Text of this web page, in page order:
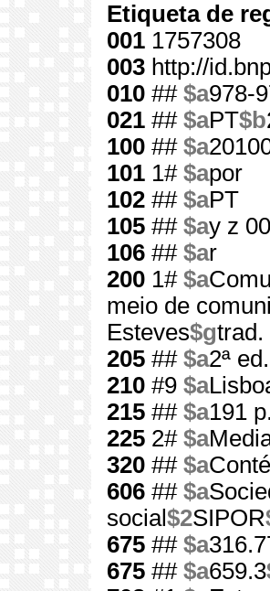
Etiqueta de
001 1757308
003 http://
010 ## $a978-
021 ## $aPT$b
100 ## $a
101 1# $apor
102 ## $aPT
105 ## $ay z
106 ## $ar
200 1# $a
meio de
Esteves$gtrad.
205 ## $a2ª
210 #9 $a
215 ## $a191 p.
225 2# $a
320 ## $a
606 ## $a
social$2SIPOR
675 ## $a
675 ## $a659.3